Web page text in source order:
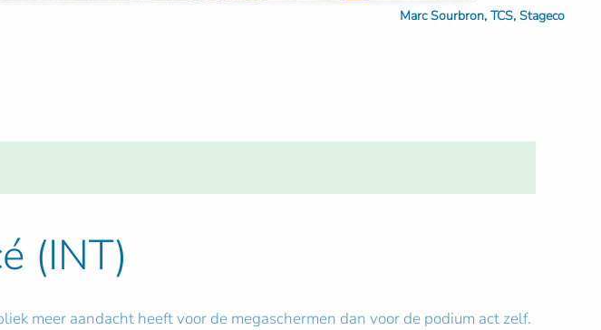
Marc Sourbron, TCS, Stageco
(INT)
meer aandacht heeft voor de megaschermen dan voor de podium act zelf.